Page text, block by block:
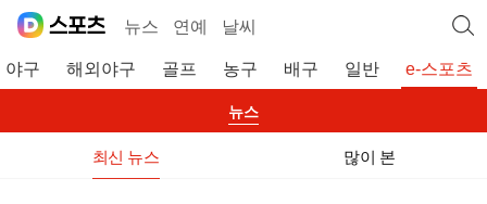
뉴스 연예 날씨
야구 해외야구 골프 농구 배구 일반 e-스포츠
뉴스
최신 뉴스 많이 본